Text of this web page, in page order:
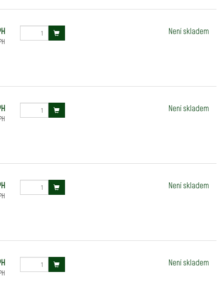
Není skladem
Není skladem
Není skladem
Není skladem